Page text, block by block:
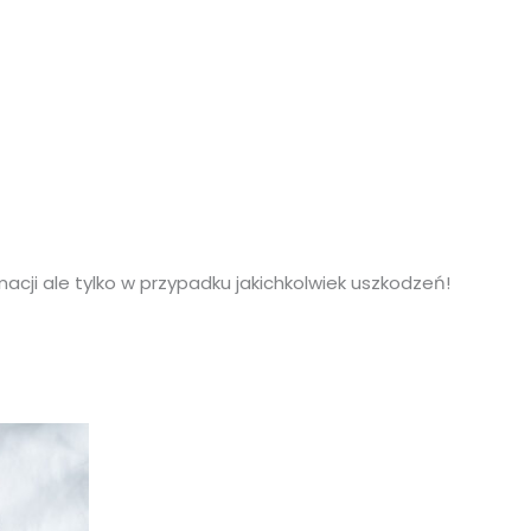
ale tylko w przypadku jakichkolwiek uszkodzeń!